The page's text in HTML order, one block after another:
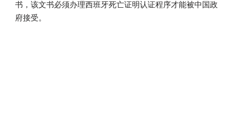
书，该文书必须办理西班牙死亡证明认证程序才能被中国政
府接受。